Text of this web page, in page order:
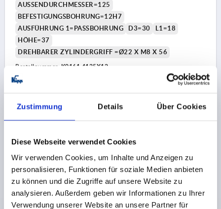
Zustimmung Details Über Cookies
Diese Webseite verwendet Cookies
Wir verwenden Cookies, um Inhalte und Anzeigen zu
personalisieren, Funktionen für soziale Medien anbieten
zu können und die Zugriffe auf unsere Website zu
analysieren. Außerdem geben wir Informationen zu Ihrer
Verwendung unserer Website an unsere Partner für
AUSSENDURCHMESSER=125
BEFESTIGUNGSBOHRUNG=12H7
AUSFÜHRUNG 1=PASSBOHRUNG
D3=30
L1=18
HÖHE=37
DREHBARER ZYLINDERGRIFF =Ø22 X M8 X 56
Bestellnummer: K0161.4125X12
zzgl. Versandkosten